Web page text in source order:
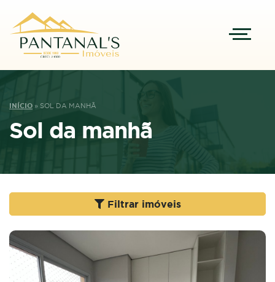
INÍCIO » SOL DA MANHÃ
Sol da manhã
Filtrar imóveis